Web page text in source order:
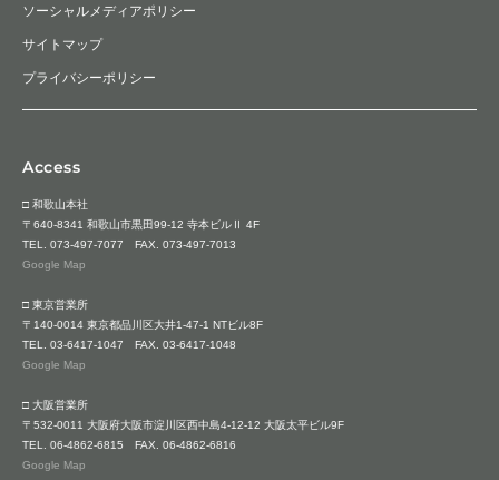
ソーシャルメディアポリシー
サイトマップ
プライバシーポリシー
Access
□ 和歌山本社
〒640-8341 和歌山市黒田99-12 寺本ビルⅡ 4F
TEL. 073-497-7077 FAX. 073-497-7013
Google Map
□ 東京営業所
〒140-0014 東京都品川区大井1-47-1 NTビル8F
TEL. 03-6417-1047 FAX. 03-6417-1048
Google Map
□ 大阪営業所
〒532-0011 大阪府大阪市淀川区西中島4-12-12 大阪太平ビル9F
TEL. 06-4862-6815 FAX. 06-4862-6816
Google Map